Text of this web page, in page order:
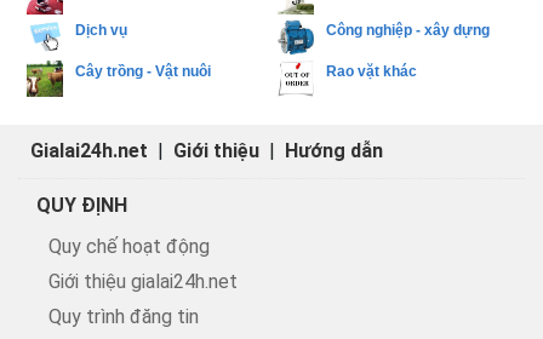
Dịch vụ Công nghiệp - xây dựng
Cây trồng - Vật nuôi Rao vặt khác
Gialai24h.net | Giới thiệu | Hướng dẫn
QUY ĐỊNH
Quy chế hoạt động
Giới thiệu gialai24h.net
Quy trình đăng tin